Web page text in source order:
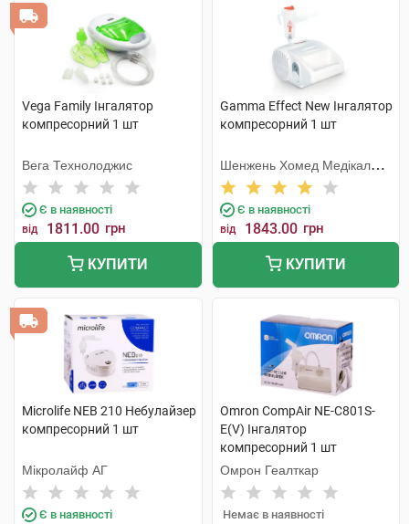
Vega Family Інгалятор
компресорний 1 шт
Вега Технолоджис
Є в наявності
від 1811.00 грн
КУПИТИ
Gamma Effect New Інгалятор
компресорний 1 шт
Шенжень Хомед Медікал
Девайс
Є в наявності
від 1843.00 грн
КУПИТИ
Microlife NEB 210 Небулайзер
компресорний 1 шт
Мікролайф AГ
Є в наявності
Omron CompAir NE-C801S-
E(V) Інгалятор
компресорний 1 шт
Омрон Геалткар
Немає в наявності